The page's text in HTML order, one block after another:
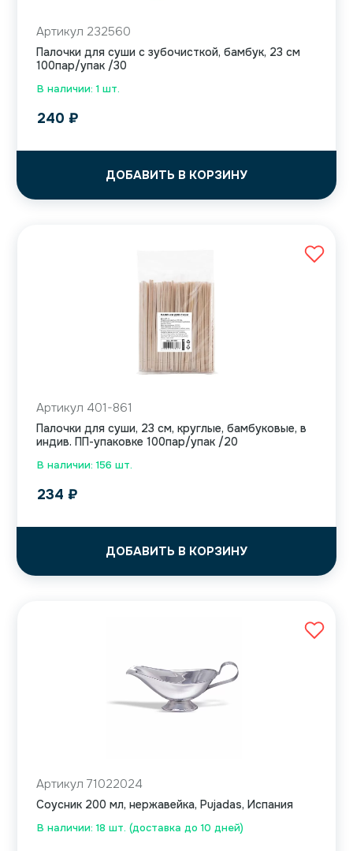
В наличии: 1 шт.
Артикул 232560
Палочки для суши с зубочисткой, бамбук, 23 см
100пар/упак /30
240 ₽
ДОБАВИТЬ В КОРЗИНУ
В наличии: 156 шт.
Артикул 401-861
Палочки для суши, 23 см, круглые, бамбуковые, в
индив. ПП-упаковке 100пар/упак /20
234 ₽
ДОБАВИТЬ В КОРЗИНУ
В наличии: 18 шт. (доставка до 10 дней)
Артикул 71022024
Соусник 200 мл, нержавейка, Pujadas, Испания